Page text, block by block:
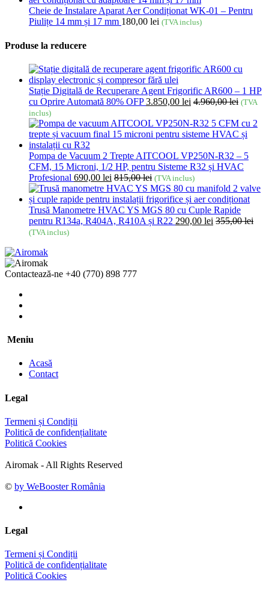
Cheie de Instalare Aparat Aer Condiționat WK-01 – Pentru
Piulițe 14 mm și 17 mm 180,00 lei (TVA inclus)
Produse la reducere
Stație Digitală de Recuperare Agent Frigorific AR600 – 1 HP
cu Oprire Automată 80% OFP 3.850,00 lei 4.960,00lei (TVA
inclus)
Pompa de Vacuum 2 Trepte AITCOOL VP250N-R32 – 5
CFM, 15 Microni, 1/2 HP, pentru Sisteme R32 și HVAC
Profesional 690,00 lei 815,00lei (TVA inclus)
Trusă Manometre HVAC YS MGS 80 cu Cuple Rapide
pentru R134a, R404A, R410A și R22 290,00 lei 355,00lei
(TVA inclus)
Contactează-ne +40 (770) 898 777
Meniu
Acasă
Contact
Legal
Termeni și Condiții
Politică de confidențialitate
Politică Cookies
Airomak - All Rights Reserved
© by WeBooster România
Legal
Termeni și Condiții
Politică de confidențialitate
Politică Cookies